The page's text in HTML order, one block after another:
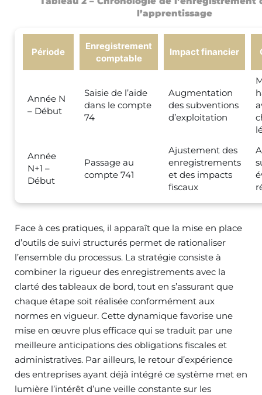
l’apprentissage
Période
Enregistrement
comptable
Impact financier
Année N
– Début
Saisie de l’aide
dans le compte
74
Augmentation
des subventions
d’exploitation
Année
N+1 –
Début
Passage au
compte 741
Ajustement des
enregistrements
et des impacts
fiscaux
Face à ces pratiques, il apparaît que la mise en place
d’outils de suivi structurés permet de rationaliser
l’ensemble du processus. La stratégie consiste à
combiner la rigueur des enregistrements avec la
clarté des tableaux de bord, tout en s’assurant que
chaque étape soit réalisée conformément aux
normes en vigueur. Cette dynamique favorise une
mise en œuvre plus efficace qui se traduit par une
meilleure anticipations des obligations fiscales et
administratives. Par ailleurs, le retour d’expérience
des entreprises ayant déjà intégré ce système met en
lumière l’intérêt d’une veille constante sur les